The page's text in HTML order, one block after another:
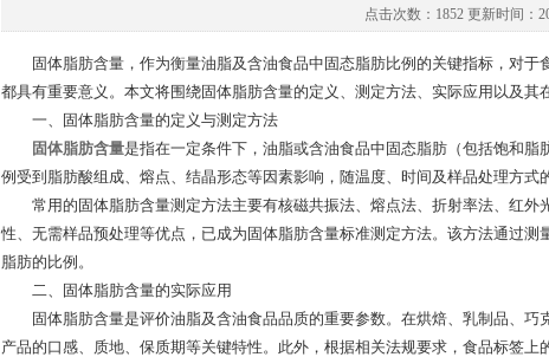
点击次数：1852 更新时间：
固体脂肪含量，作为衡量油脂及含油食品中固态脂肪比例的关键指标，对于
都具有重要意义。本文将围绕固体脂肪含量的定义、测定方法、实际应用以及其
一、固体脂肪含量的定义与测定方法
固体脂肪含量是指在一定条件下，油脂或含油食品中固态脂肪（包括饱和
例受到脂肪酸组成、熔点、结晶形态等因素影响，随温度、时间及样品处理方式
常用的固体脂肪含量测定方法主要有核磁共振法、熔点法、折射率法、红外
性、无需样品预处理等优点，已成为固体脂肪含量标准测定方法。该方法通过
脂肪的比例。
二、固体脂肪含量的实际应用
固体脂肪含量是评价油脂及含油食品品质的重要参数。在烘焙、乳制品、巧
产品的口感、质地、保质期等关键特性。此外，根据相关法规要求，食品标签